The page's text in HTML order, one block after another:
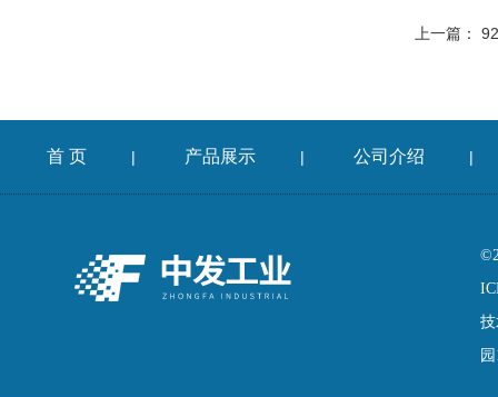
上一篇：
首 页 | 产品展示 | 公司介绍 |